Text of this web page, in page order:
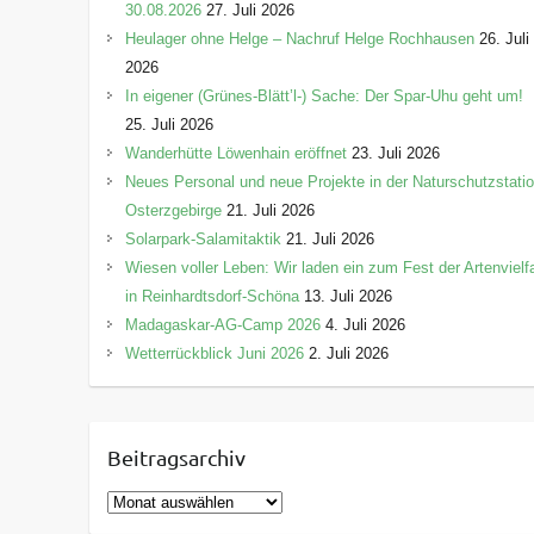
30.08.2026 27. Juli 2026
Heulager ohne Helge – Nachruf Helge Rochhausen 26. Juli
2026
In eigener (Grünes-Blätt’l-) Sache: Der Spar-Uhu geht um!
25. Juli 2026
Wanderhütte Löwenhain eröffnet 23. Juli 2026
Neues Personal und neue Projekte in der
Osterzgebirge 21. Juli 2026
Solarpark-Salamitaktik 21. Juli 2026
Wiesen voller Leben: Wir laden ein zum Fest der
in Reinhardtsdorf-Schöna 13. Juli 2026
Madagaskar-AG-Camp 2026 4. Juli 2026
Wetterrückblick Juni 2026 2. Juli 2026
Beitragsarchiv
B